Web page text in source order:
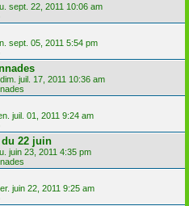
sept. 22, 2011 10:06 am
sept. 05, 2011 5:54 pm
dim. juil. 17, 2011 10:36 am
juil. 01, 2011 9:24 am
22 juin
juin 23, 2011 4:35 pm
juin 22, 2011 9:25 am